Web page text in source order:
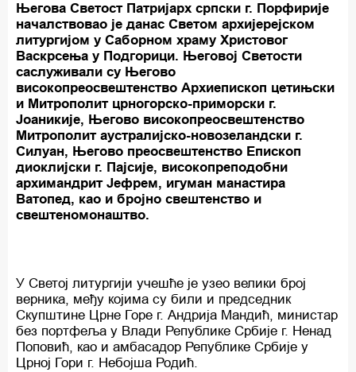
Његова Светост Патријарх српски г. Порфирије
началствовао је данас Светом архијерејском
литургијом у Саборном храму Христовог
Васкрсења у Подгорици. Његовој Светости
саслуживали су Његово
високопреосвештенство Архиепископ цетињски
и Митрополит црногорско-приморски г.
Јоаникије, Његово високопреосвештенство
Митрополит аустралијско-новозеландски г.
Силуан, Његово преосвештенство Епископ
диоклијски г. Пајсије, високопреподобни
архимандрит Јефрем, игуман манастира
Ватопед, као и бројно свештенство и
свештеномонаштво.
У Светој литургији учешће је узео велики број
верника, међу којима су били и председник
Скупштине Црне Горе г. Андрија Мандић, министар
без портфеља у Влади Републике Србије г. Ненад
Поповић, као и амбасадор Републике Србије у
Црној Гори г. Небојша Родић.